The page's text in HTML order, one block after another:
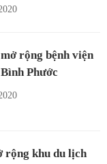
rộng bệnh viện
Phước
rộng khu du lịch